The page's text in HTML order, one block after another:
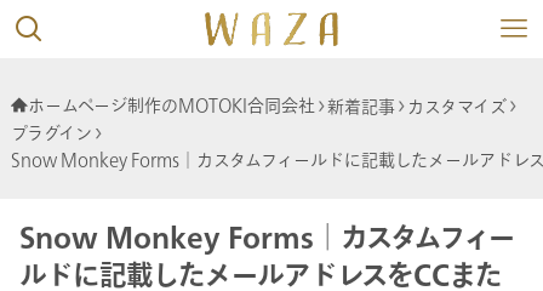
ホームページ制作のMOTOKI合同会社 新着記事
カスタマイズ
プラグイン
Snow Monkey Forms│カスタムフィールドに記載したメールアドレ
Snow Monkey Forms│カスタムフィー
ルドに記載したメールアドレスをCCまた